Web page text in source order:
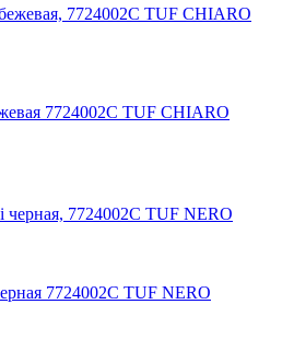
7724002C TUF CHIARO
7724002C TUF NERO